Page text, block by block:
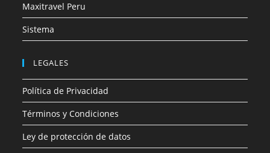
Maxitravel Peru
Sistema
LEGALES
Política de Privacidad
Términos y Condiciones
Ley de protección de datos